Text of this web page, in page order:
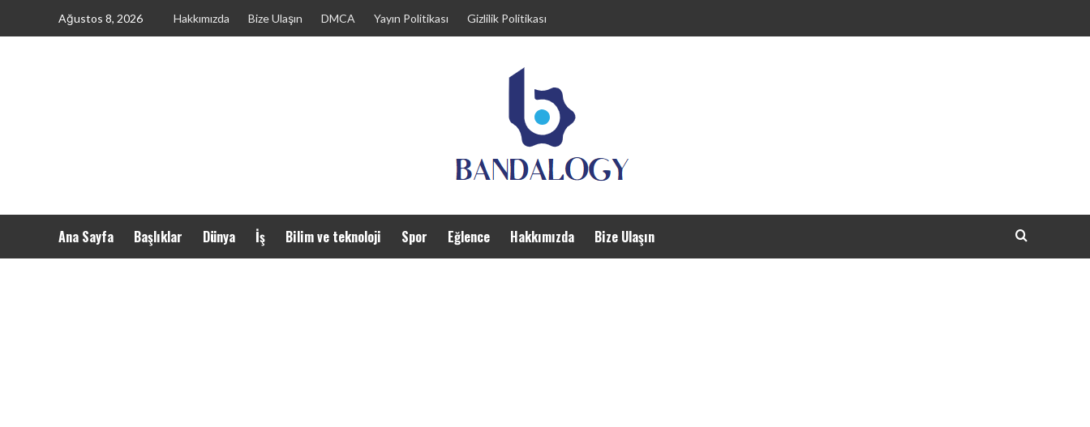
Ağustos 8, 2026 Hakkımızda Bize Ulaşın DMCA Yayın Politikası Gizlilik Politikası
Ana Sayfa Başlıklar Dünya İş Bilim ve teknoloji Spor Eğlence Hakkımızda Bize Ulaşın